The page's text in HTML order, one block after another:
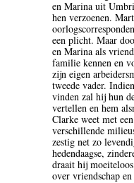
BOEKENWEEK
CARTOONS
COLUMNS
DONATEURS LITERAIR
NEDERLAND
en Marina uit
hen verzoenen.
een plicht. Maar
en Marina als
familie kennen en
zijn eigen
tweede vader.
vinden zal hij hun
vertellen en hem
Clarke weet met
verschillende
zestig net zo
hedendaagse,
draait hij
over vriendschap